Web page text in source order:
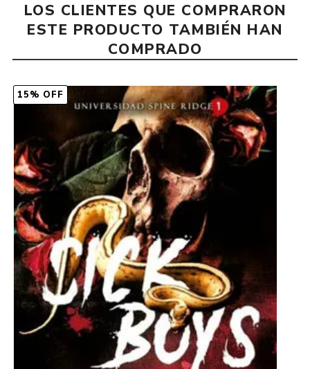
LOS CLIENTES QUE COMPRARON
ESTE PRODUCTO TAMBIÉN HAN
COMPRADO
15% OFF